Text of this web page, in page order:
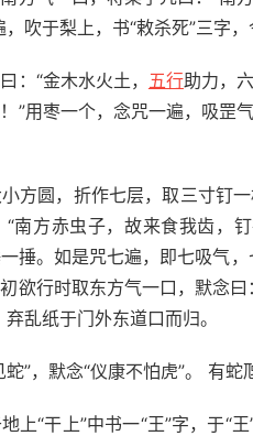
吹于梨上，书“敕杀死”三字，
：“金木水火土， 五行助力，
”用枣一个，念咒一遍，吸罡
方圆，折作七层，取三寸钉
南方赤虫子，故来食我齿，
捶。如是咒七遍，即七吸气
欲行时取东方气一口，默念
乱纸于门外东道口而归。
”，默念“仪康不怕虎”。 有蛇
上“干上”中书一“王”字，于“